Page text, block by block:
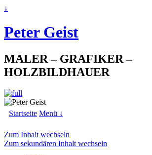
↓
Peter Geist
MALER – GRAFIKER –
HOLZBILDHAUER
Startseite Menü ↓
Zum Inhalt wechseln
Zum sekundären Inhalt wechseln